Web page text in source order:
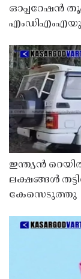
ഓപ്പറേഷൻ
ഇന്ത്യൻ
ലക്ഷങ്ങൾ
കേസെടുത്തു